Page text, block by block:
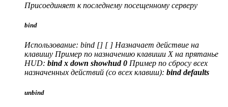
Присоединяет к последнему посещенному серверу
bind
Использование: bind [] [ ] Назначает действие на
клавишу Пример по назначению клавиши X на прятанье
HUD: bind x down showhud 0 Пример по сбросу всех
назначенных действий (со всех клавиш): bind defaults
unbind